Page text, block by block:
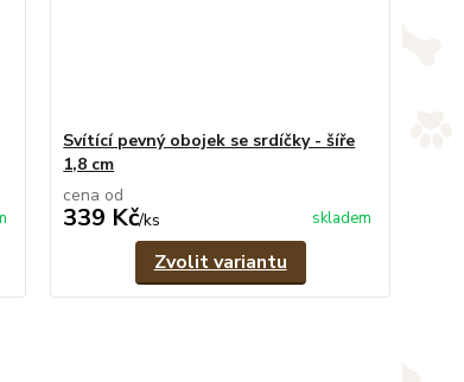
Svítící pevný obojek se srdíčky - šíře
1,8 cm
cena od
339 Kč/ks skladem
Zvolit variantu